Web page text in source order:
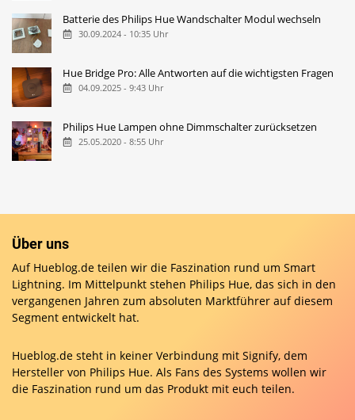
Batterie des Philips Hue Wandschalter Modul wechseln
30.09.2024 - 10:35 Uhr
Hue Bridge Pro: Alle Antworten auf die wichtigsten Fragen
04.09.2025 - 9:43 Uhr
Philips Hue Lampen ohne Dimmschalter zurücksetzen
25.05.2020 - 8:55 Uhr
Über uns
Auf Hueblog.de teilen wir die Faszination rund um Smart
Lightning. Im Mittelpunkt stehen Philips Hue, das sich in den
vergangenen Jahren zum absoluten Marktführer auf diesem
Segment entwickelt hat.
Hueblog.de steht in keiner Verbindung mit Signify, dem
Hersteller von Philips Hue. Als Fans des Systems wollen wir
die Faszination rund um das Produkt mit euch teilen.